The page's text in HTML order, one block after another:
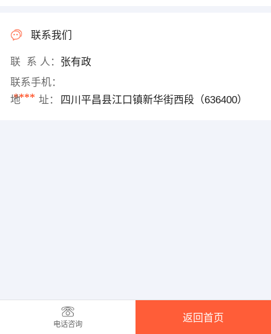
联系我们
联 系 人： 张有政
联系手机：
****
地 址： 四川平昌县江口镇新华街西段（636400）
电话咨询
返回首页